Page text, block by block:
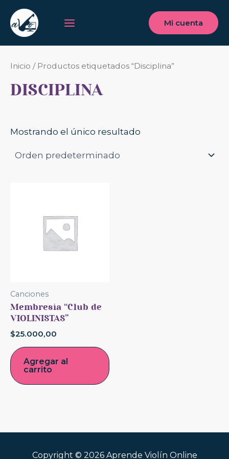
contenido
Mi cuenta
Inicio / Productos etiquetados “Disciplina”
DISCIPLINA
Mostrando el único resultado
Canciones
Membresía “Club de
VIOLINISTAS”
$25.000,00
Agregar al
carrito
Copyright © 2026 Aprende Violín Online